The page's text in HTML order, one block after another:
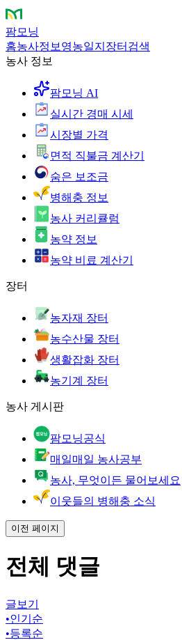
팜모닝
홈농사정보 영농일지 장터 검색
농사 정보
팜모닝 AI
실시간 경매 시세
시장별 가격
면적 직불금 계산기
숨은 보조금
병해충 정보
농사 커리큘럼
농약 정보
농약 비료 계산기
장터
농자재 장터
농수산물 장터
생활잡화 장터
농기계 장터
농사 게시판
팜모닝공식
매일매일 농사공부
농사, 무엇이든 물어보세요
이웃들의 병해충 소식
이전 페이지
전체 댓글
글보기
•인기순
•등록순